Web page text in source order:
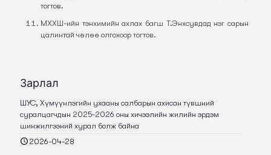
тогтов.
МХХШ-ийн тэнхимийн ахлах багш Т.Энхсувдад нэг сарын
цалинтай чөлөө олгохоор тогтов.
Зарлал
ШУС, Хүмүүнлэгийн ухааны салбарын ахисан түвшний
суралцагчдын 2025-2026 оны хичээлийн жилийн эрдэм
шинжилгээний хурал болж байна
2026-04-28